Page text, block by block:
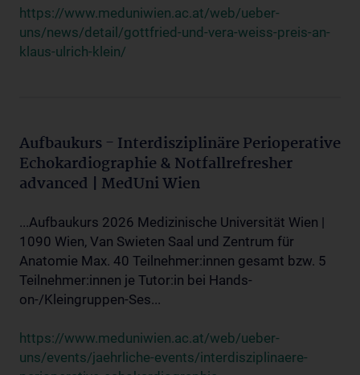
https://www.meduniwien.ac.at/web/ueber-
uns/news/detail/gottfried-und-vera-weiss-preis-an-
klaus-ulrich-klein/
Aufbaukurs - Interdisziplinäre Perioperative
Echokardiographie & Notfallrefresher
advanced | MedUni Wien
...Aufbaukurs 2026 Medizinische Universität Wien |
1090 Wien, Van Swieten Saal und Zentrum für
Anatomie Max. 40 Teilnehmer:innen gesamt bzw. 5
Teilnehmer:innen je Tutor:in bei Hands-
on-/Kleingruppen-Ses...
https://www.meduniwien.ac.at/web/ueber-
uns/events/jaehrliche-events/interdisziplinaere-